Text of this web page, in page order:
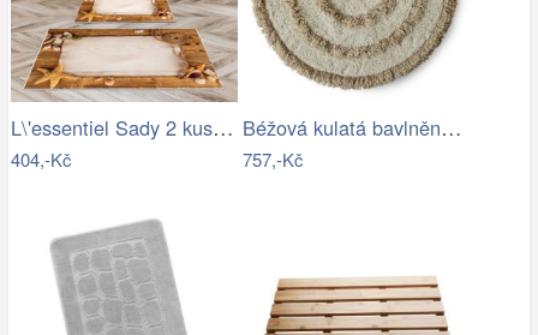
L\'essentiel Sady 2 kusů koupelnových…
404,-Kč
Béžová kulatá bavlněná koupelnová…
757,-Kč